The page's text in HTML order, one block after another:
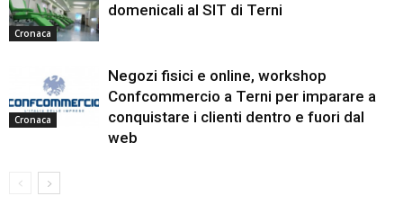
Cronaca
domenicali al SIT di Terni
Cronaca
Negozi fisici e online, workshop
Confcommercio a Terni per imparare a
conquistare i clienti dentro e fuori dal
web